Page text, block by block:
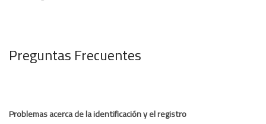
Preguntas Frecuentes
Problemas acerca de la identificación y el registro